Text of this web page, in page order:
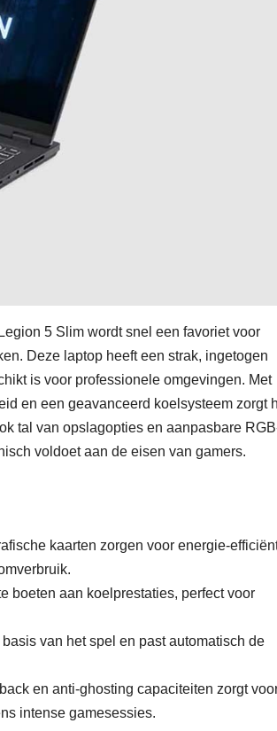
5 Slim wordt snel een favoriet voor
Deze laptop heeft een strak, ingetogen
is voor professionele omgevingen. Met
en een geavanceerd koelsysteem zorgt
tal van opslagopties en aanpasbare
voldoet aan de eisen van gamers.
kaarten zorgen voor energie-
boeten aan koelprestaties, perfect voor
van het spel en past automatisch de
en anti-ghosting capaciteiten zorgt
intense gamesessies.